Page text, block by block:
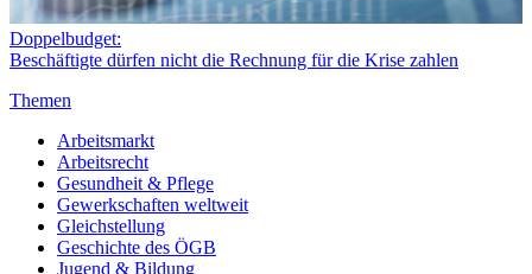
Doppelbudget:
Beschäftigte dürfen nicht die Rechnung für die Krise zahlen
Themen
Arbeitsmarkt
Arbeitsrecht
Gesundheit & Pflege
Gewerkschaften weltweit
Gleichstellung
Geschichte des ÖGB
Jugend & Bildung